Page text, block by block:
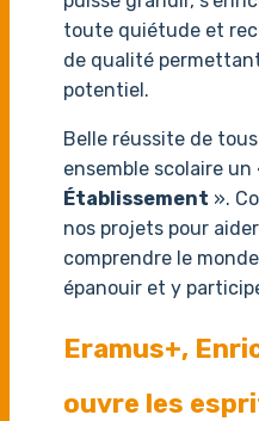
toute quiétude et
de qualité
potentiel.
Belle réussite de
ensemble scolaire un
Établissement ».
nos projets pour
comprendre le
épanouir et y
Eramus+,
ouvre les